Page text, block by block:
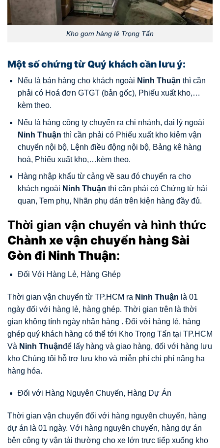
Kho gom hàng lẻ Trọng Tấn
Một số chứng từ Quý khách cần lưu ý:
Nếu là bán hàng cho khách ngoài Ninh Thuận thì cần
phải có Hoá đơn GTGT (bản gốc), Phiếu xuất kho,…
kèm theo.
Nếu là hàng công ty chuyển ra chi nhánh, đại lý ngoài
Ninh Thuận thì cần phải có Phiếu xuất kho kiêm vận
chuyển nội bộ, Lệnh điều động nội bộ, Bảng kê hàng
hoá, Phiếu xuất kho,…kèm theo.
Hàng nhập khẩu từ cảng về sau đó chuyển ra cho
khách ngoài Ninh Thuận thì cần phải có Chứng từ hải
quan, Tem phụ, Nhãn phụ dán trên kiện hàng đầy đủ.
Thời gian vận chuyển và hình thức
Chành xe vận chuyển hàng Sài
Gòn đi Ninh Thuận:
Đối Với Hàng Lẻ, Hàng Ghép
Thời gian vận chuyển từ TP.HCM ra Ninh Thuận là 01
ngày đối với hàng lẻ, hàng ghép. Thời gian trên là thời
gian không tính ngày nhận hàng . Đối với hàng lẻ, hàng
ghép quý khách hàng có thể tới Kho Trọng Tấn tại TP.HCM
Và Ninh Thuậnđể lấy hàng và giao hàng, đối với hàng lưu
kho Chúng tôi hỗ trợ lưu kho và miễn phí chi phí nâng hạ
hàng hóa.
Đối với Hàng Nguyên Chuyến, Hàng Dự Án
Thời gian vận chuyển đối với hàng nguyên chuyến, hàng
dự án là 01 ngày. Với hàng nguyên chuyến, hàng dự án
bên công ty vận tải thường cho xe lớn trực tiếp xuống kho